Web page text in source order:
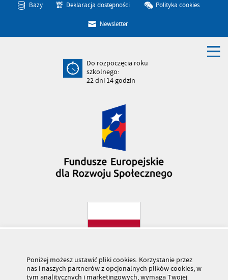
Bazy Deklaracja dostępności Polityka cookies
Newsletter
Do rozpoczęcia roku
szkolnego:
22dni 14godzin
Poniżej możesz ustawić pliki cookies. Korzystanie przez
nas i naszych partnerów z opcjonalnych plików cookies, w
tym analitycznych i marketingowych, wymaga Twojej